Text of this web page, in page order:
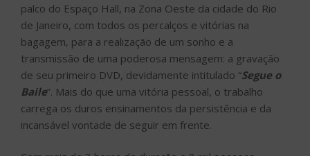
palco do Espaço Hall, na Zona Oeste da cidade do Rio
de Janeiro, com todos os percalços e vitórias na
bagagem, para a realização de um sonho e a
transmissão de uma poderosa mensagem: a gravação
de seu primeiro DVD, devidamente intitulado “Segue o
Baile”. Mais do que uma vitória pessoal, o trabalho
carrega os duros ensinamentos da persistência e da
incansável vontade de seguir em frente.